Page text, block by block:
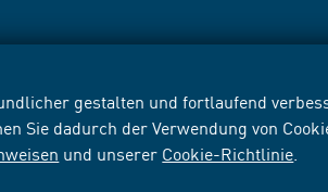
gestalten und fortlaufend
Sie dadurch der Verwendung von
und unserer Cookie-Richtlinie